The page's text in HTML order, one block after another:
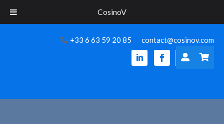
CosinoV
+33 6 63 59 20 85 contact@cosinov.com
 